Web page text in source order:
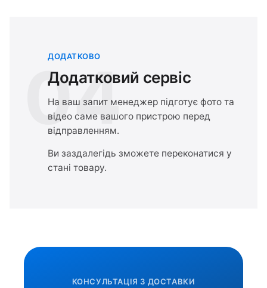
04
ДОДАТКОВО
Додатковий сервіс
На ваш запит менеджер підготує фото та
відео саме вашого пристрою перед
відправленням.
Ви заздалегідь зможете переконатися у
стані товару.
КОНСУЛЬТАЦІЯ З ДОСТАВКИ